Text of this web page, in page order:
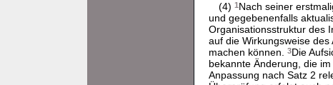
(4) 1Nach seiner
und gegebenenfalls
Organisationsstruktur des
auf die Wirkungsweise
machen können.
3Die
bekannte Änderung, die
Anpassung nach Satz 2